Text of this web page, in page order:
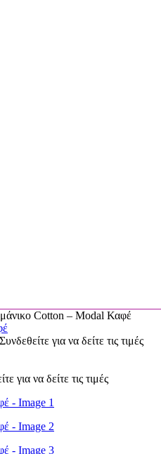
Cotton – Modal Καφέ
Συνδεθείτε για να δείτε τις τιμές
για να δείτε τις τιμές